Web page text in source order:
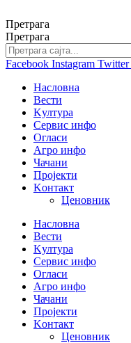
на
садржај
Претрага
Претрага
Facebook Instagram Twitter
Насловна
Вести
Kултура
Сервис инфо
Огласи
Агро инфо
Чачани
Пројекти
Kонтакт
Ценовник
Насловна
Вести
Kултура
Сервис инфо
Огласи
Агро инфо
Чачани
Пројекти
Kонтакт
Ценовник